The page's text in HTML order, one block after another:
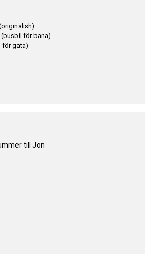
(busbil för bana)
för gata)
till Jon